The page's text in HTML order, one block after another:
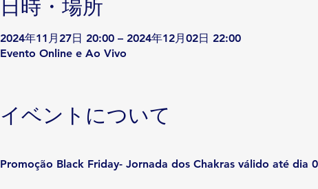
日時・場所
2024年11月27日 20:00 – 2024年12月02日 22:00
Evento Online e Ao Vivo
イベントについて
Promoção Black Friday- Jornada dos Chakras válido até dia